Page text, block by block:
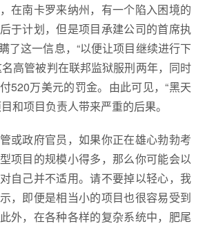
在南卡罗来纳州，有一个陷入困境的
于计划，但是项目承建公司的首席执
了这一信息，“以便让项目继续进行下
高管被判在联邦监狱服刑两年，同时
520万美元的罚金。由此可见，“黑天
和项目负责人带来严重的后果。
或政府官员，如果你正在雄心勃勃考
项目的规模小得多，那么你可能会以
自己并不适用。请不要掉以轻心，我
，即便是相当小的项目也很容易受到
外，在各种各样的复杂系统中，肥尾